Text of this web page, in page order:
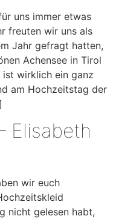
uns immer etwas
freuten wir uns als
Jahr gefragt hatten,
Achensee in Tirol
ist wirklich ein ganz
am Hochzeitstag der
Elisabeth
wir euch
nicht gelesen habt,